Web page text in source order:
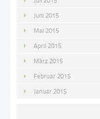
Juni 2015
Mai 2015
April 2015
März 2015
Februar 2015
Januar 2015